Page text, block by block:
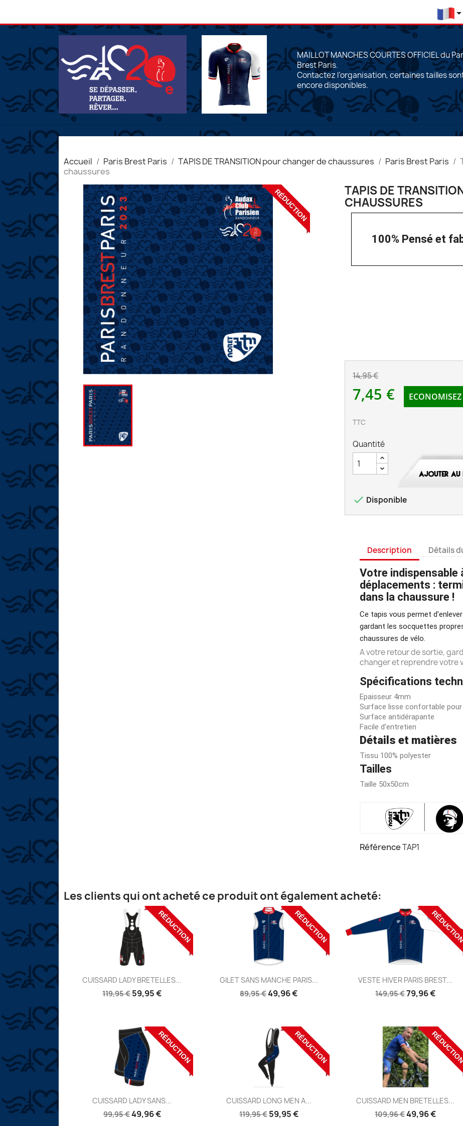

MAILLOT MANCHES COURTES OFFICIEL du
Brest Paris.
Contactez l’organisation, certaines tailles
encore disponibles.
Accueil Paris Brest Paris TAPIS DE TRANSITION pour changer de chaussures Paris Brest Paris
chaussures
RÉDUCTION
TAPIS DE
CHAUSSURES
100% Pensé et
14,95 €
7,45 €
TTC
Quantité
 Disponible
Description Détails
Votre indispensable
déplacements :
dans la chaussure !
Ce tapis vous permet
gardant les socquettes
chaussures de vélo.
A votre retour de sortie,
changer et reprendre votre
Spécifications
Epaisseur 4mm
Surface lisse confortable pour
Surface antidérapante
Facile d’entretien
Détails et matières
Tissu 100% polyester
Tailles
Taille 50x50cm
RéférenceTAP1
Les clients qui ont acheté ce produit ont également acheté:
Aperçu
Réf:
CUISSARD LADY BRETELLES...
119,95 €59,95 €
RÉDUCTION
Aperçu
Réf:
GILET SANS MANCHE PARIS...
89,95 €49,96 €
RÉDUCTION
Aperçu
Réf:
VESTE HIVER PARIS BREST...
149,95 €79,96 €
Aperçu
Réf:
CUISSARD LADY SANS...
99,95 €49,96 €
RÉDUCTION
Aperçu
Réf:
CUISSARD LONG MEN A...
119,95 € 59,95 €
RÉDUCTION
Aperçu
Réf:
CUISSARD MEN BRETELLES...
109,96 €49,96 €